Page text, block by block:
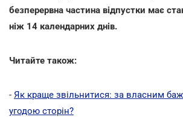
безперервна частина відпустки має
ніж 14 календарних днів.
Читайте також:
- Як краще звільнитися: за власним
угодою сторін?